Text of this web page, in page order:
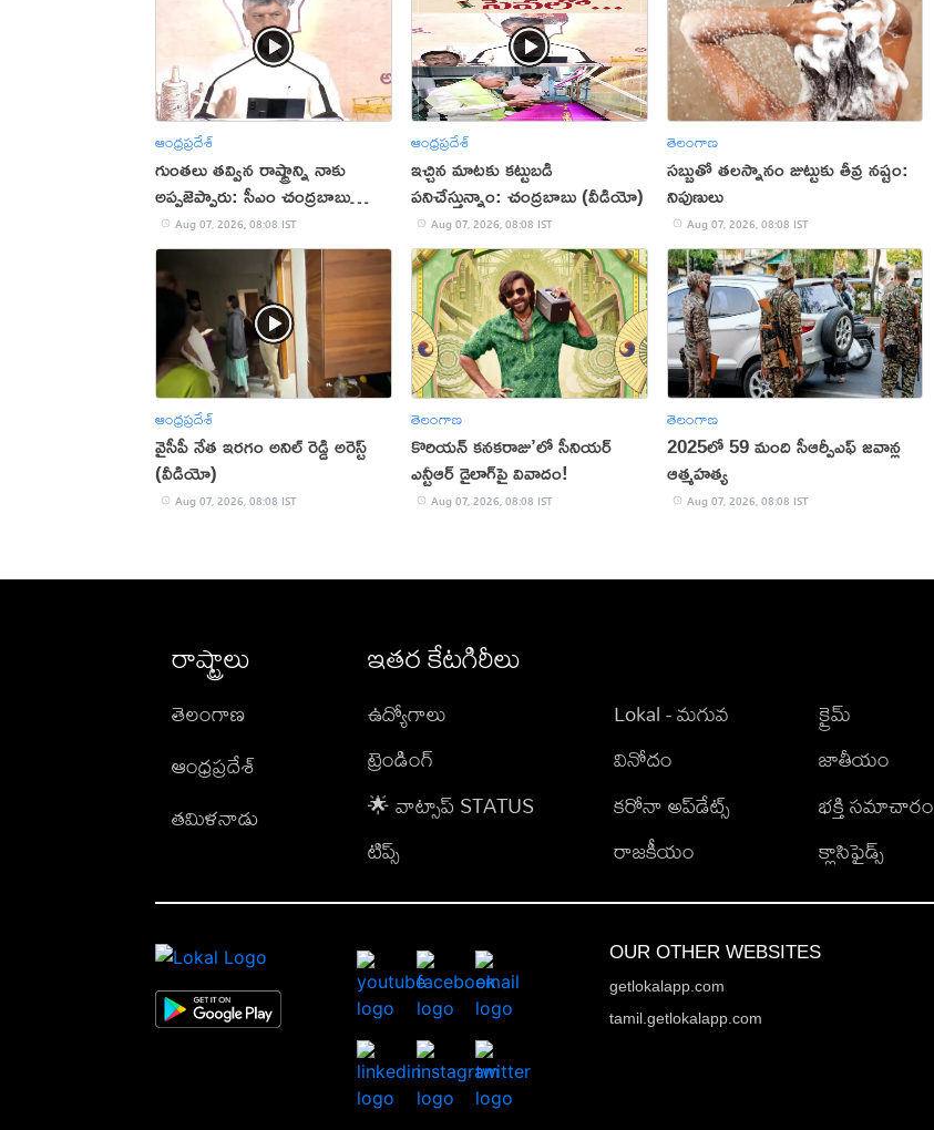
ఆంధ్రప్రదేశ్
గుంతలు తవ్విన రాష్ట్రాన్ని నాకు
అప్పజెప్పారు: సీఎం చంద్రబాబు
(వీడియో)
Aug 07, 2026, 08:08 IST
ఆంధ్రప్రదేశ్
ఇచ్చిన మాటకు కట్టుబడి
పనిచేస్తున్నాం: చంద్రబాబు (వీడియో)
Aug 07, 2026, 08:08 IST
తెలంగాణ
సబ్బుతో తలస్నానం జుట్టుకు తీవ్ర నష్టం:
నిపుణులు
Aug 07, 2026, 08:08 IST
ఆంధ్రప్రదేశ్
వైసీపీ నేత ఇరగం అనిల్ రెడ్డి అరెస్ట్
(వీడియో)
Aug 07, 2026, 08:08 IST
తెలంగాణ
కొరియన్ కనకరాజు’లో సీనియర్
ఎన్టీఆర్ డైలాగ్‌పై వివాదం!
Aug 07, 2026, 08:08 IST
తెలంగాణ
2025లో 59 మంది సీఆర్పీఎఫ్ జ‌వాన్ల
ఆత్మ‌హ‌త్య
Aug 07, 2026, 08:08 IST
రాష్ట్రాలు
తెలంగాణ
ఆంధ్రప్రదేశ్
తమిళనాడు
ఇతర కేటగిరీలు
ఉద్యోగాలు
ట్రెండింగ్
🌟 వాట్సాప్ STATUS
టిప్స్
Lokal - మగువ
వినోదం
కరోనా అప్‌డేట్స్
రాజకీయం
క్రైమ్
జాతీయం
భక్తి సమాచారం
క్లాసిఫైడ్స్
OUR OTHER WEBSITES
getlokalapp.com
tamil.getlokalapp.com